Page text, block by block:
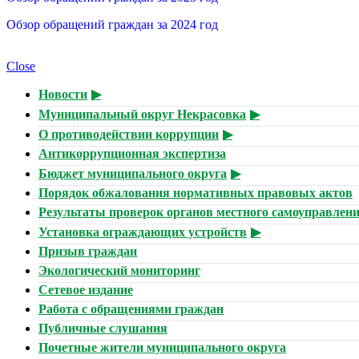
Обзор обращений граждан за 2024 год
Close
Новости
Муниципальный округ Некрасовка
О противодействии коррупции
Антикоррупционная экспертиза
Бюджет муниципального округа
Порядок обжалования нормативных правовых актов
Результаты проверок органов местного
Установка ограждающих устройств
Призыв граждан
Экологический мониторинг
Сетевое издание
Работа с обращениями граждан
Публичные слушания
Почетные жители муниципального округа